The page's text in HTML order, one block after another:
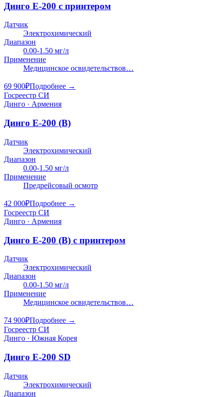
Динго E-200 с принтером
Датчик
Электрохимический
Диапазон
0.00-1.50 мг/л
Применение
Медицинское освидетельствов…
69 900₽Подробнее →
Госреестр СИ
Динго · Армения
Динго E-200 (B)
Датчик
Электрохимический
Диапазон
0.00-1.50 мг/л
Применение
Предрейсовый осмотр
42 000₽Подробнее →
Госреестр СИ
Динго · Армения
Динго E-200 (В) с принтером
Датчик
Электрохимический
Диапазон
0.00-1.50 мг/л
Применение
Медицинское освидетельствов…
74 900₽Подробнее →
Госреестр СИ
Динго · Южная Корея
Динго E-200 SD
Датчик
Электрохимический
Диапазон